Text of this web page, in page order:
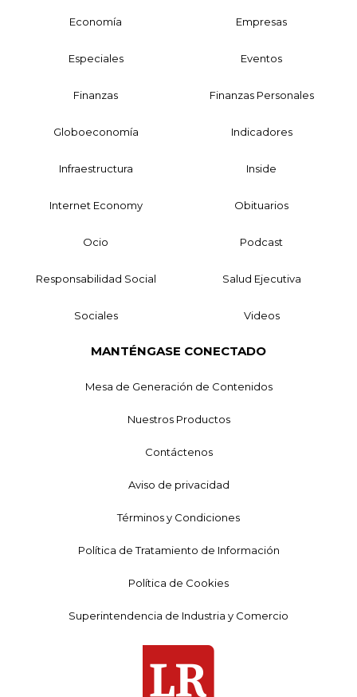
Economía Empresas
Especiales Eventos
Finanzas Finanzas Personales
Globoeconomía Indicadores
Infraestructura Inside
Internet Economy Obituarios
Ocio Podcast
Responsabilidad Social Salud Ejecutiva
Sociales Videos
MANTÉNGASE CONECTADO
Mesa de Generación de Contenidos
Nuestros Productos
Contáctenos
Aviso de privacidad
Términos y Condiciones
Política de Tratamiento de Información
Política de Cookies
Superintendencia de Industria y Comercio